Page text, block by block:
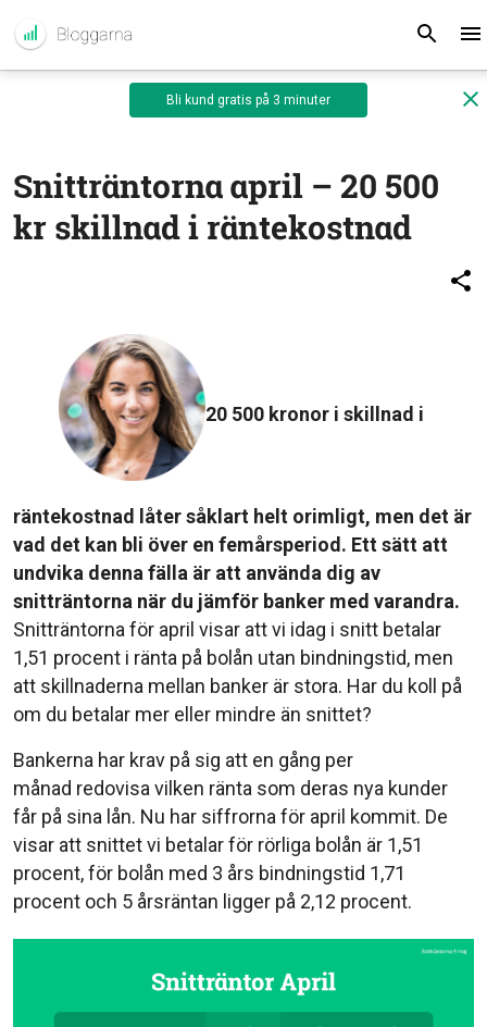
Bli kund gratis på 3 minuter
Snitträntorna april – 20 500
kr skillnad i räntekostnad
20 500 kronor i skillnad i
räntekostnad låter såklart helt orimligt, men det är
vad det kan bli över en femårsperiod. Ett sätt att
undvika denna fälla är att använda dig av
snitträntorna när du jämför banker med varandra.
Snitträntorna för april visar att vi idag i snitt betalar
1,51 procent i ränta på bolån utan bindningstid, men
att skillnaderna mellan banker är stora. Har du koll på
om du betalar mer eller mindre än snittet?
Bankerna har krav på sig att en gång per
månad redovisa vilken ränta som deras nya kunder
får på sina lån. Nu har siffrorna för april kommit. De
visar att snittet vi betalar för rörliga bolån är 1,51
procent, för bolån med 3 års bindningstid 1,71
procent och 5 årsräntan ligger på 2,12 procent.